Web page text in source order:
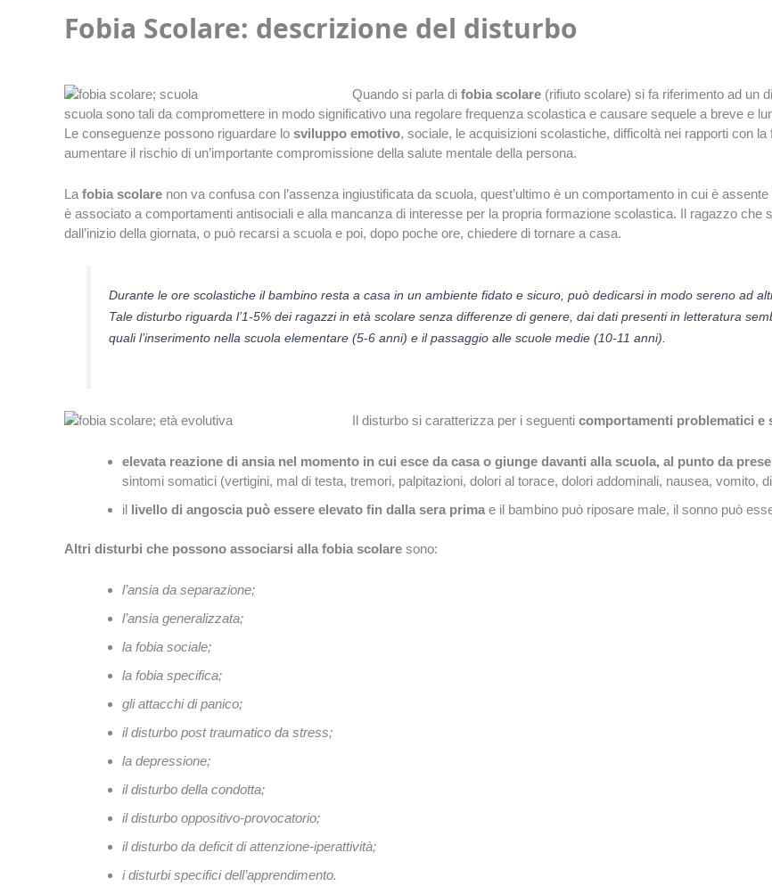
Fobia Scolare: descrizione del disturbo
Quando si parla di fobia scolare(rifiuto scolare) si fa riferimento ad un
scuola sono tali da compromettere in modo significativo una regolare frequenza scolastica e causare sequele a breve e
Le conseguenze possono riguardare lo sviluppo emotivo, sociale, le acquisizioni scolastiche, difficoltà nei rapporti con
aumentare il rischio di un’importante compromissione della salute mentale della persona.
La fobia scolare non va confusa con l’assenza ingiustificata da scuola, quest’ultimo è un comportamento in cui è
è associato a comportamenti antisociali e alla mancanza di interesse per la propria formazione scolastica. Il ragazzo che
dall’inizio della giornata, o può recarsi a scuola e poi, dopo poche ore, chiedere di tornare a casa.
Durante le ore scolastiche il bambino resta a casa in un ambiente fidato e sicuro, può dedicarsi in modo sereno ad
Tale disturbo riguarda l’1-5% dei ragazzi in età scolare senza differenze di genere, dai dati presenti in letteratura
quali l’inserimento nella scuola elementare (5-6 anni) e il passaggio alle scuole medie (10-11 anni).
Il disturbo si caratterizza per i seguenti comportamenti problematici e
elevata reazione di ansia nel momento in cui esce da casa o giunge davanti alla scuola, al punto da
sintomi somatici (vertigini, mal di testa, tremori, palpitazioni, dolori al torace, dolori addominali, nausea, vomito,
il livello di angoscia può essere elevato fin dalla sera prima e il bambino può riposare male, il sonno può
Altri disturbi che possono associarsi alla fobia scolare sono:
l’ansia da separazione;
l’ansia generalizzata;
la fobia sociale;
la fobia specifica;
gli attacchi di panico;
il disturbo post traumatico da stress;
la depressione;
il disturbo della condotta;
il disturbo oppositivo-provocatorio;
il disturbo da deficit di attenzione-iperattività;
i disturbi specifici dell’apprendimento.